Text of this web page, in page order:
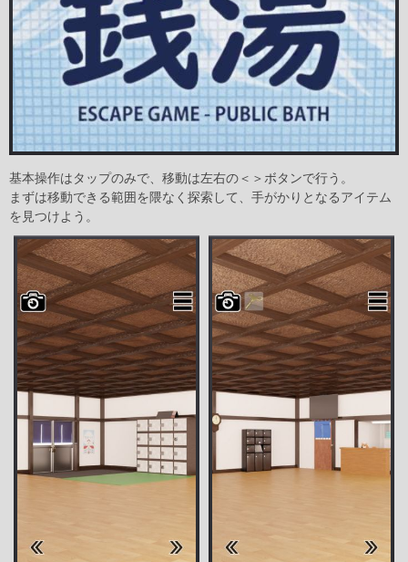
基本操作はタップのみで、移動は左右の＜＞ボタンで行う。
まずは移動できる範囲を隈なく探索して、手がかりとなるアイテム
を見つけよう。